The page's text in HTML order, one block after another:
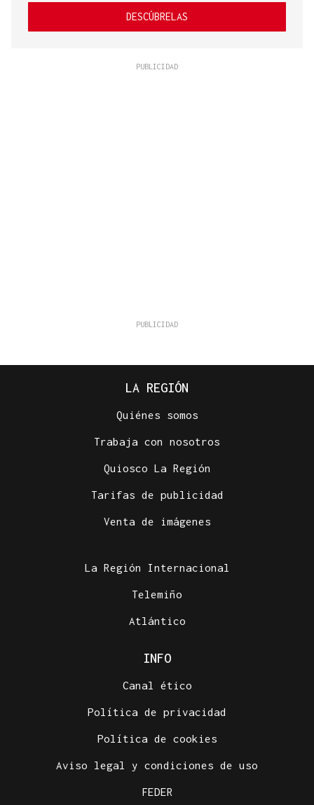
DESCÚBRELAS
LA REGIÓN
Quiénes somos
Trabaja con nosotros
Quiosco La Región
Tarifas de publicidad
Venta de imágenes
La Región Internacional
Telemiño
Atlántico
INFO
Canal ético
Política de privacidad
Política de cookies
Aviso legal y condiciones de uso
FEDER